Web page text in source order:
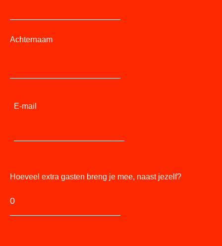
Achternaam
E-mail
Hoeveel extra gasten breng je mee, naast jezelf?